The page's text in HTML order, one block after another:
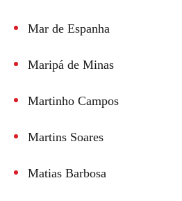
Mar de Espanha
Maripá de Minas
Martinho Campos
Martins Soares
Matias Barbosa